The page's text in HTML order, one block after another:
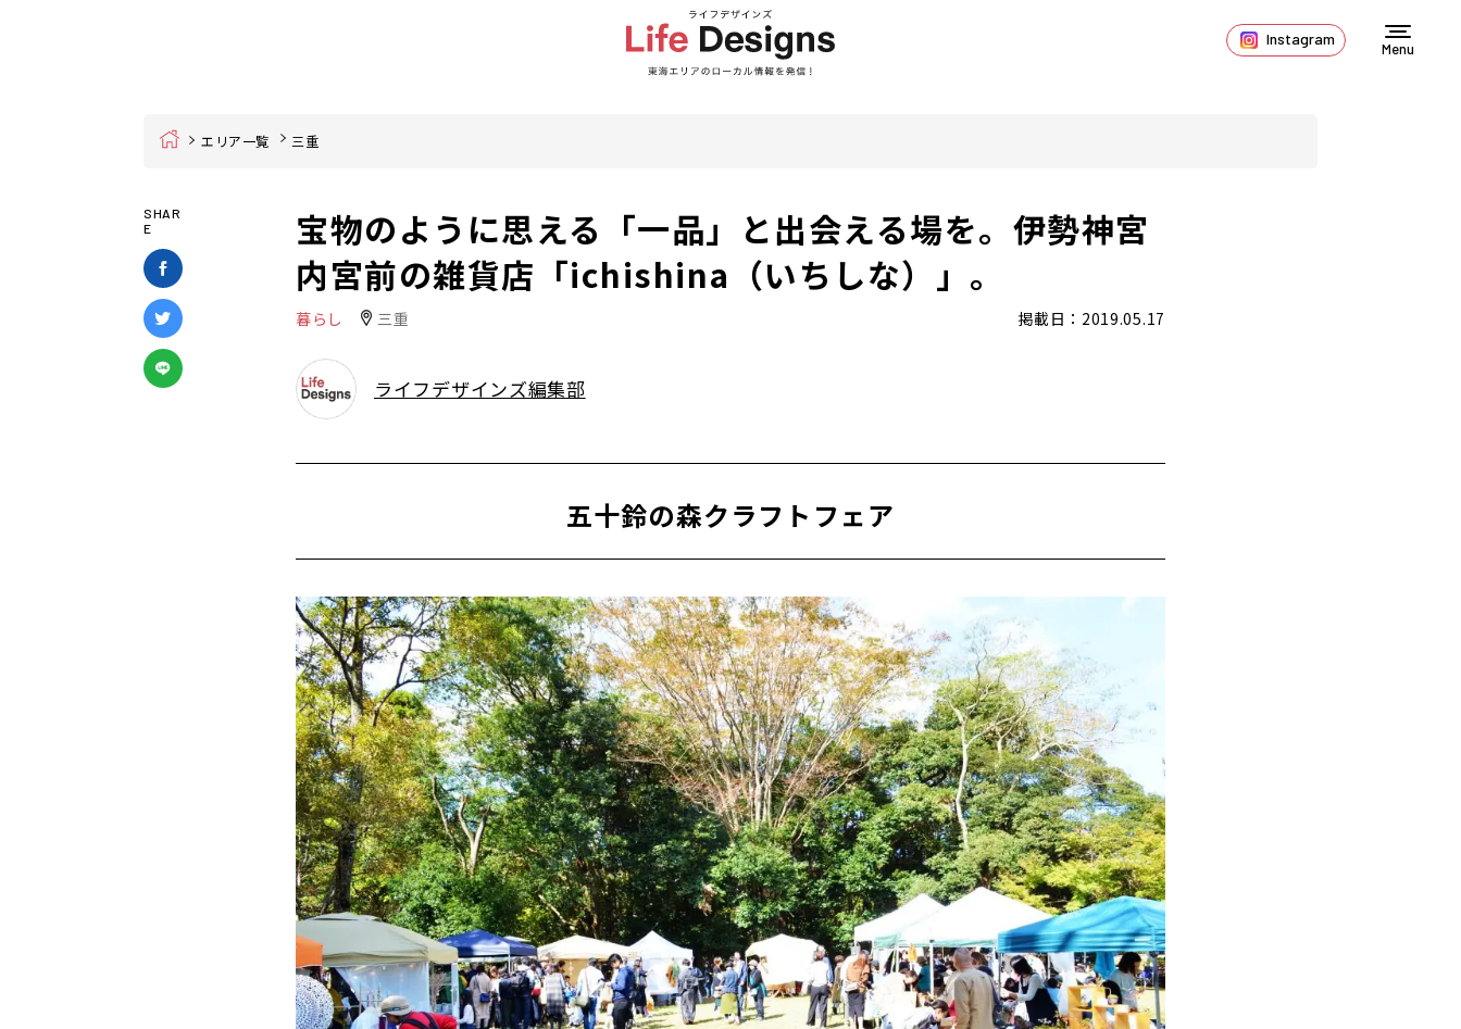
Instagram
Menu
Home エリア一覧 三重
SHAR
E
宝物のように思える「一品」と出会える場を。伊勢神宮
内宮前の雑貨店「ichishina（いちしな）」。
暮らし 三重 掲載日：2019.05.17
ライフデザインズ編集部
五十鈴の森クラフトフェア